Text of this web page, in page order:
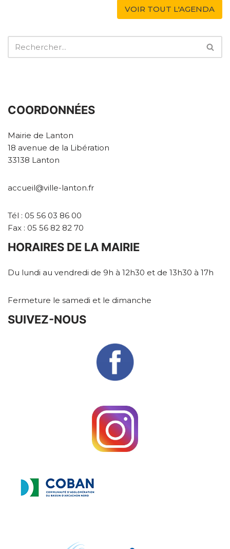
VOIR TOUT L'AGENDA
COORDONNÉES
Mairie de Lanton
18 avenue de la Libération
33138 Lanton
accueil@ville-lanton.fr
Tél : 05 56 03 86 00
Fax : 05 56 82 82 70
HORAIRES DE LA MAIRIE
Du lundi au vendredi de 9h à 12h30 et de 13h30 à 17h
Fermeture le samedi et le dimanche
SUIVEZ-NOUS